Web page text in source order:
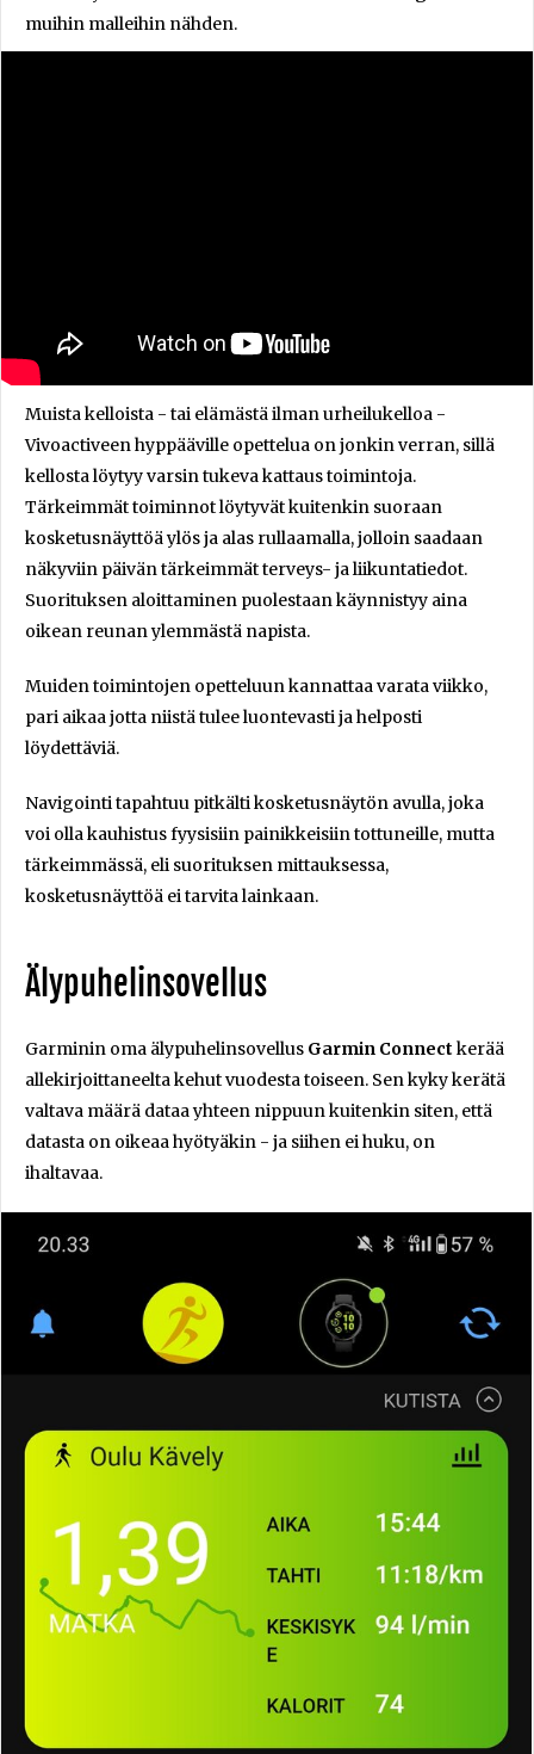
muihin malleihin nähden.
Muista kelloista - tai elämästä ilman urheilukelloa -
Vivoactiveen hyppääville opettelua on jonkin verran, sillä
kellosta löytyy varsin tukeva kattaus toimintoja.
Tärkeimmät toiminnot löytyvät kuitenkin suoraan
kosketusnäyttöä ylös ja alas rullaamalla, jolloin saadaan
näkyviin päivän tärkeimmät terveys- ja liikuntatiedot.
Suorituksen aloittaminen puolestaan käynnistyy aina
oikean reunan ylemmästä napista.
Muiden toimintojen opetteluun kannattaa varata viikko,
pari aikaa jotta niistä tulee luontevasti ja helposti
löydettäviä.
Navigointi tapahtuu pitkälti kosketusnäytön avulla, joka
voi olla kauhistus fyysisiin painikkeisiin tottuneille, mutta
tärkeimmässä, eli suorituksen mittauksessa,
kosketusnäyttöä ei tarvita lainkaan.
Älypuhelinsovellus
Garminin oma älypuhelinsovellus Garmin Connect kerää
allekirjoittaneelta kehut vuodesta toiseen. Sen kyky kerätä
valtava määrä dataa yhteen nippuun kuitenkin siten, että
datasta on oikeaa hyötyäkin - ja siihen ei huku, on
ihaltavaa.